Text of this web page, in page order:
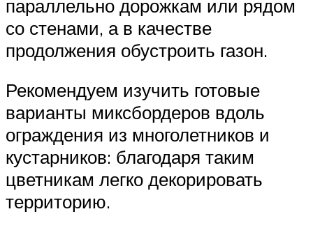
параллельно дорожкам или рядом
со стенами, а в качестве
продолжения обустроить газон.
Рекомендуем изучить готовые
варианты миксбордеров вдоль
ограждения из многолетников и
кустарников: благодаря таким
цветникам легко декорировать
территорию.